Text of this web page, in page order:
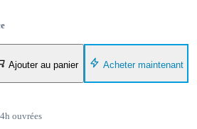
Ajouter au panier Acheter maintenant
ouvrées